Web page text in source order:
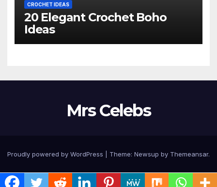
CROCHET IDEAS
20 Elegant Crochet Boho
Ideas
Mrs Celebs
Proudly powered by WordPress Theme: Newsup by Themeansar.